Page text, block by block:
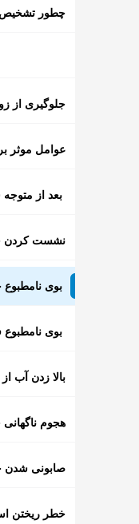
چطور تشخیص
جلوگیری از
عوامل موثر
بعد از
نشست کردن
بوی
بوی
بالا زدن آب
هجوم
صابونی شدن
خطر ریختن